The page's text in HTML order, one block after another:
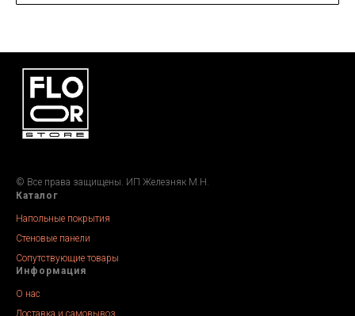
© Все права защищены. ИП Железняк М.Н.
Каталог
Напольные покрытия
Стеновые панели
Сопутствующие товары
Информация
О нас